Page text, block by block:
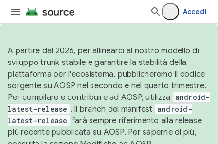
Accedi
A partire dal 2026, per allinearci al nostro modello di
sviluppo trunk stabile e garantire la stabilità della
piattaforma per l'ecosistema, pubblicheremo il codice
sorgente su AOSP nel secondo e nel quarto trimestre.
Per compilare e contribuire ad AOSP, utilizza
android-
latest-release . Il branch del manifest android-
latest-release farà sempre riferimento alla release
più recente pubblicata su AOSP. Per saperne di più,